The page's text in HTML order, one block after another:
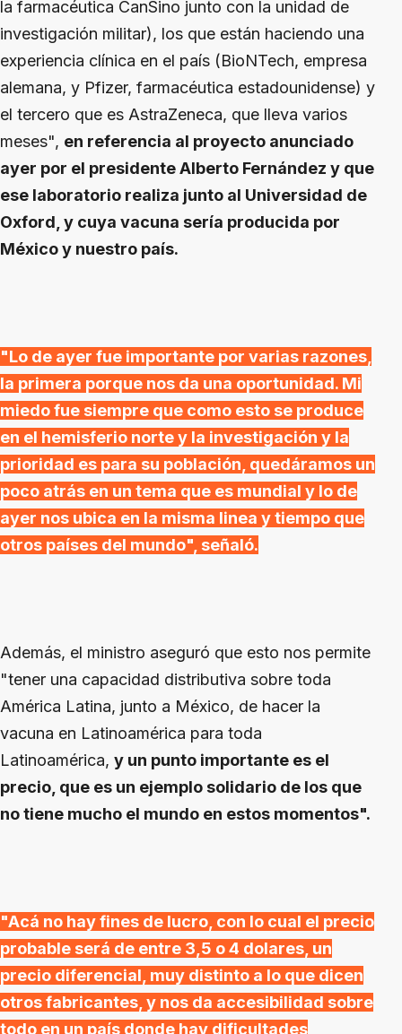
la farmacéutica CanSino junto con la unidad de
investigación militar), los que están haciendo una
experiencia clínica en el país (BioNTech, empresa
alemana, y Pfizer, farmacéutica estadounidense) y
el tercero que es AstraZeneca, que lleva varios
meses", en referencia al proyecto anunciado
ayer por el presidente Alberto Fernández y que
ese laboratorio realiza junto al Universidad de
Oxford, y cuya vacuna sería producida por
México y nuestro país.
"Lo de ayer fue importante por varias razones,
la primera porque nos da una oportunidad. Mi
miedo fue siempre que como esto se produce
en el hemisferio norte y la investigación y la
prioridad es para su población, quedáramos un
poco atrás en un tema que es mundial y lo de
ayer nos ubica en la misma linea y tiempo que
otros países del mundo", señaló.
Además, el ministro aseguró que esto nos permite
"tener una capacidad distributiva sobre toda
América Latina, junto a México, de hacer la
vacuna en Latinoamérica para toda
Latinoamérica, y un punto importante es el
precio, que es un ejemplo solidario de los que
no tiene mucho el mundo en estos momentos".
"Acá no hay fines de lucro, con lo cual el precio
probable será de entre 3,5 o 4 dolares, un
precio diferencial, muy distinto a lo que dicen
otros fabricantes, y nos da accesibilidad sobre
todo en un país donde hay dificultades